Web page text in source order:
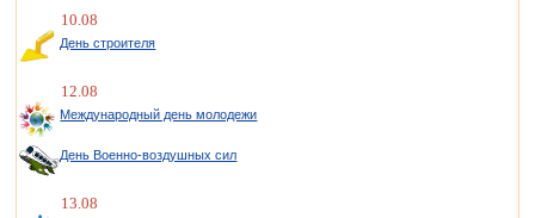
10.08
День строителя
12.08
Международный день молодежи
День Военно-воздушных сил
13.08